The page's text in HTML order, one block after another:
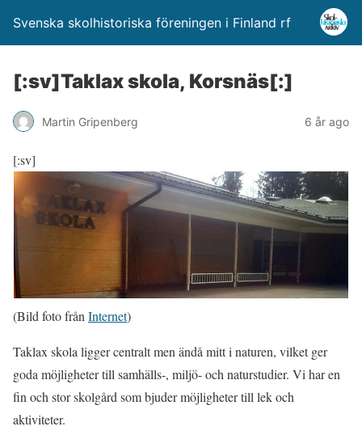
Svenska skolhistoriska föreningen i Finland rf
[:sv]Taklax skola, Korsnäs[:]
Martin Gripenberg 6 år ago
[:sv]
(Bild foto från Internet)
Taklax skola ligger centralt men ändå mitt i naturen, vilket ger
goda möjligheter till samhälls-, miljö- och naturstudier. Vi har en
fin och stor skolgård som bjuder möjligheter till lek och
aktiviteter.